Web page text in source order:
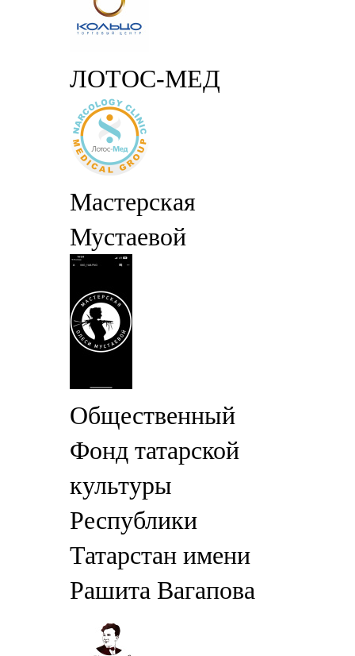
ЛОТОС-МЕД
Мастерская
Мустаевой
Общественный
Фонд татарской
культуры
Республики
Татарстан имени
Рашита Вагапова